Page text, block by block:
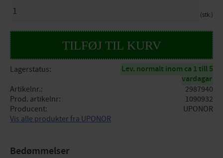
stk.
Lagerstatus
Lev. normalt inom ca 1 till 5
vardagar
Artikelnr.
2987940
Prod. artikelnr
1090932
Producent
UPONOR
Vis alle produkter fra UPONOR
Bedømmelser